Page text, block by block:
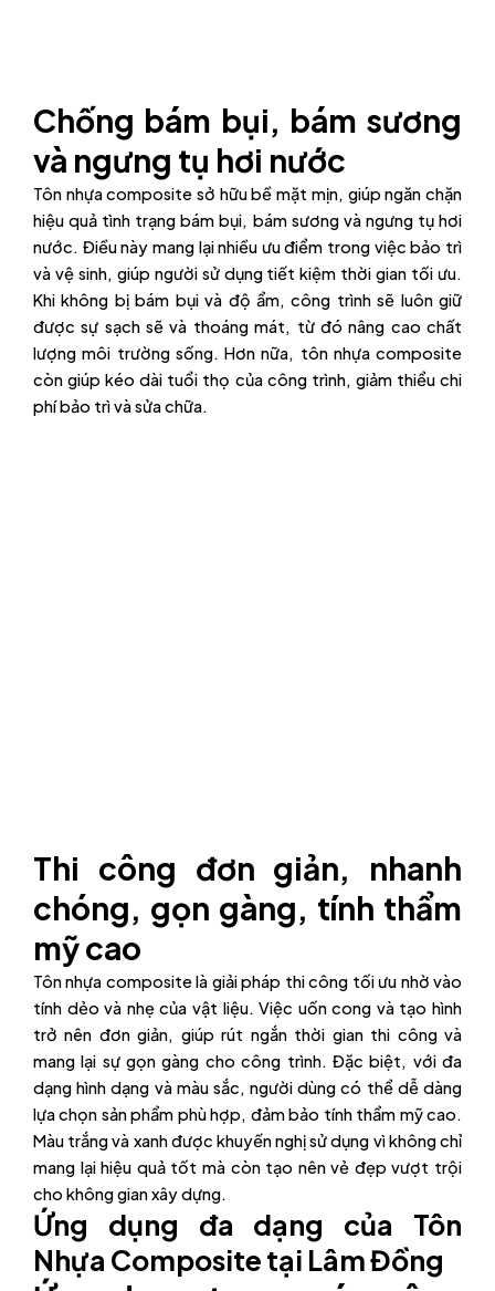
Chống bám bụi, bám sương
và ngưng tụ hơi nước
Tôn nhựa composite sở hữu bề mặt mịn, giúp ngăn chặn
hiệu quả tình trạng bám bụi, bám sương và ngưng tụ hơi
nước. Điều này mang lại nhiều ưu điểm trong việc bảo trì
và vệ sinh, giúp người sử dụng tiết kiệm thời gian tối ưu.
Khi không bị bám bụi và độ ẩm, công trình sẽ luôn giữ
được sự sạch sẽ và thoáng mát, từ đó nâng cao chất
lượng môi trường sống. Hơn nữa, tôn nhựa composite
còn giúp kéo dài tuổi thọ của công trình, giảm thiểu chi
phí bảo trì và sửa chữa.
Thi công đơn giản, nhanh
chóng, gọn gàng, tính thẩm
mỹ cao
Tôn nhựa composite là giải pháp thi công tối ưu nhờ vào
tính dẻo và nhẹ của vật liệu. Việc uốn cong và tạo hình
trở nên đơn giản, giúp rút ngắn thời gian thi công và
mang lại sự gọn gàng cho công trình. Đặc biệt, với đa
dạng hình dạng và màu sắc, người dùng có thể dễ dàng
lựa chọn sản phẩm phù hợp, đảm bảo tính thẩm mỹ cao.
Màu trắng và xanh được khuyến nghị sử dụng vì không chỉ
mang lại hiệu quả tốt mà còn tạo nên vẻ đẹp vượt trội
cho không gian xây dựng.
Ứng dụng đa dạng của Tôn
Nhựa Composite tại Lâm Đồng